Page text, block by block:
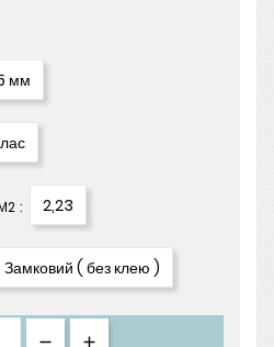
мм
: 2,23
Замковий ( без клею )